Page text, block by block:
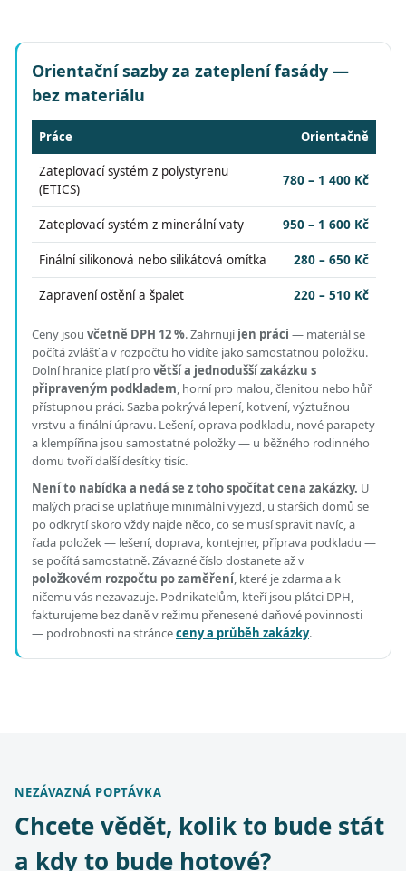
Orientační sazby za zateplení fasády —
bez materiálu
Práce Orientačně
Zateplovací systém z polystyrenu
(ETICS)
780 – 1 400 Kč
Zateplovací systém z minerální vaty 950 – 1 600 Kč
Finální silikonová nebo silikátová omítka 280 – 650 Kč
Zapravení ostění a špalet 220 – 510 Kč
Ceny jsou včetně DPH 12 %.Zahrnujíjen práci — materiál se
počítá zvlášť a v rozpočtu ho vidíte jako samostatnou položku.
Dolní hranice platí pro větší a jednodušší zakázku s
připraveným podkladem, horní pro malou, členitou nebo hůř
přístupnou práci.Sazba pokrývá lepení, kotvení, výztužnou
vrstvu a finální úpravu. Lešení, oprava podkladu, nové parapety
a klempířina jsou samostatné položky — u běžného rodinného
domu tvoří další desítky tisíc.
Není to nabídka a nedá se z toho spočítat cena zakázky. U
malých prací se uplatňuje minimální výjezd, u starších domů se
po odkrytí skoro vždy najde něco, co se musí spravit navíc, a
řada položek — lešení, doprava, kontejner, příprava podkladu —
se počítá samostatně. Závazné číslo dostanete až v
položkovém rozpočtu po zaměření, které je zdarma a k
ničemu vás nezavazuje. Podnikatelům, kteří jsou plátci DPH,
fakturujeme bez daně v režimu přenesené daňové povinnosti
— podrobnosti na stránceceny a průběh zakázky.
NEZÁVAZNÁ POPTÁVKA
Chcete vědět, kolik to bude stát
a kdy to bude hotové?